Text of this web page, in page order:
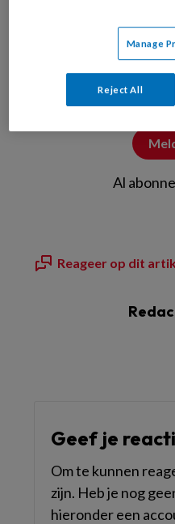
Aanbevelingen
collega-
bekijken
Zelf reageren
Al
Reageer op dit
Geef je
Om te kunnen
zijn. Heb je nog
hieronder een
Manage
Reject All